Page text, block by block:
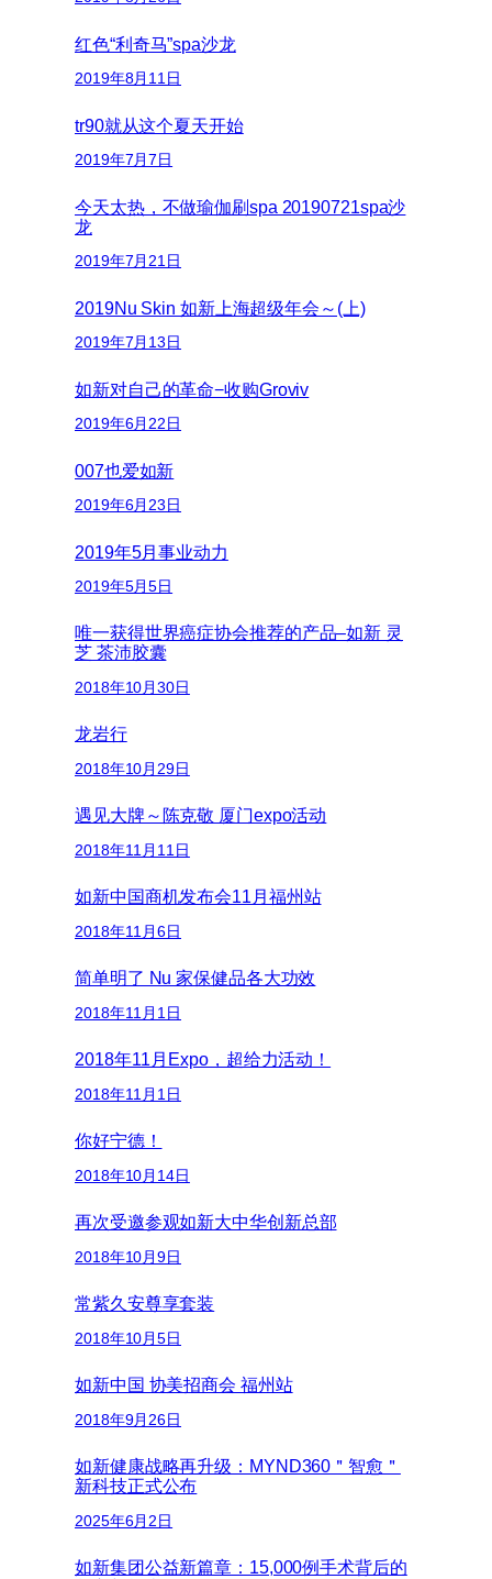
红色“利奇马”spa沙龙
2019年8月11日
tr90就从这个夏天开始
2019年7月7日
今天太热，不做瑜伽刷spa 20190721spa沙
龙
2019年7月21日
2019Nu Skin 如新上海超级年会～(上)
2019年7月13日
如新对自己的革命−收购Groviv
2019年6月22日
007也爱如新
2019年6月23日
2019年5月事业动力
2019年5月5日
唯一获得世界癌症协会推荐的产品–如新 灵
芝 茶沛胶囊
2018年10月30日
龙岩行
2018年10月29日
遇见大牌～陈克敬 厦门expo活动
2018年11月11日
如新中国商机发布会11月福州站
2018年11月6日
简单明了 Nu 家保健品各大功效
2018年11月1日
2018年11月Expo，超给力活动！
2018年11月1日
你好宁德！
2018年10月14日
再次受邀参观如新大中华创新总部
2018年10月9日
常紫久安尊享套装
2018年10月5日
如新中国 协美招商会 福州站
2018年9月26日
如新健康战略再升级：MYND360＂智愈＂
新科技正式公布
2025年6月2日
如新集团公益新篇章：15,000例手术背后的